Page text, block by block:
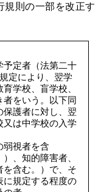
規則の一部を改正す
定者（法第二十
定により、翌学
学校、盲学校、
をいう。以下同
保護者に対し、翌
又は中学校の入学
視者を含
、知的障害者、
を含む。）で、そ
に規定する程度の